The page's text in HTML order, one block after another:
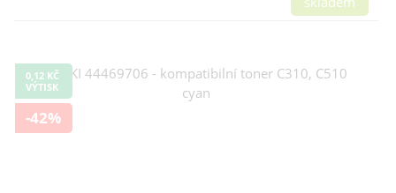
0,12 KČ
VÝTISK
-42%